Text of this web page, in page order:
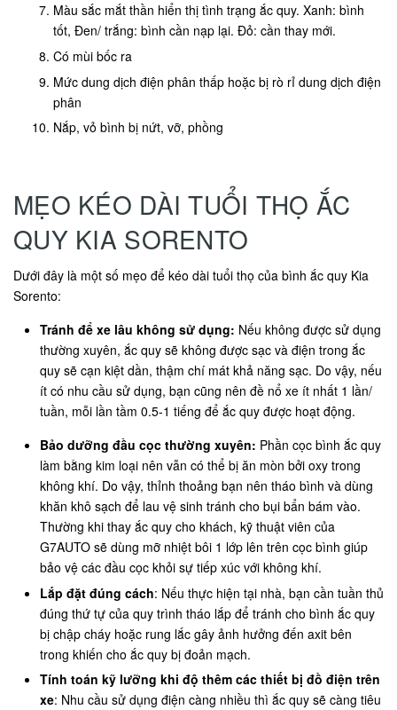
Màu sắc mắt thần hiển thị tình trạng ắc quy. Xanh: bình
tốt, Đen/ trắng: bình cần nạp lại. Đỏ: cần thay mới.
Có mùi bốc ra
Mức dung dịch điện phân thấp hoặc bị rò rỉ dung dịch điện
phân
Nắp, vỏ bình bị nứt, vỡ, phồng
MẸO KÉO DÀI TUỔI THỌ ẮC
QUY KIA SORENTO
Dưới đây là một số mẹo để kéo dài tuổi thọ của bình ắc quy Kia
Sorento:
Tránh để xe lâu không sử dụng: Nếu không được sử dụng
thường xuyên, ắc quy sẽ không được sạc và điện trong ắc
quy sẽ cạn kiệt dần, thậm chí mát khả năng sạc. Do vậy, nếu
ít có nhu cầu sử dụng, bạn cũng nên đề nổ xe ít nhất 1 lần/
tuần, mỗi lần tầm 0.5-1 tiếng để ắc quy được hoạt động.
Bảo dưỡng đầu cọc thường xuyên: Phần cọc bình ắc quy
làm bằng kim loại nên vẫn có thể bị ăn mòn bởi oxy trong
không khí. Do vậy, thỉnh thoảng bạn nên tháo bình và dùng
khăn khô sạch để lau vệ sinh tránh cho bụi bẩn bám vào.
Thường khi thay ắc quy cho khách, kỹ thuật viên của
G7AUTO sẽ dùng mỡ nhiệt bôi 1 lớp lên trên cọc bình giúp
bảo vệ các đầu cọc khỏi sự tiếp xúc với không khí.
Lắp đặt đúng cách: Nếu thực hiện tại nhà, bạn cần tuần thủ
đúng thứ tự của quy trình tháo lắp để tránh cho bình ắc quy
bị chập cháy hoặc rung lắc gây ảnh hưởng đến axit bên
trong khiến cho ắc quy bị đoản mạch.
Tính toán kỹ lưỡng khi độ thêm các thiết bị đồ điện trên
xe: Nhu cầu sử dụng điện càng nhiều thì ắc quy sẽ càng tiêu